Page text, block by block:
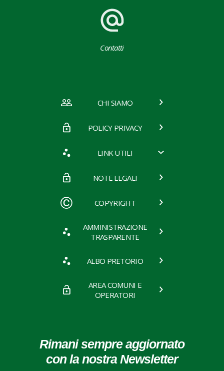
Contatti
CHI SIAMO
POLICY PRIVACY
LINK UTILI
NOTE LEGALI
COPYRIGHT
AMMINISTRAZIONE
TRASPARENTE
ALBO PRETORIO
AREA COMUNI E
OPERATORI
Rimani sempre aggiornato
con la nostra Newsletter